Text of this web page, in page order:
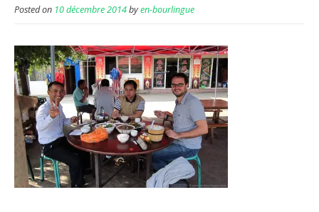
Posted on 10 décembre 2014byen-bourlingue